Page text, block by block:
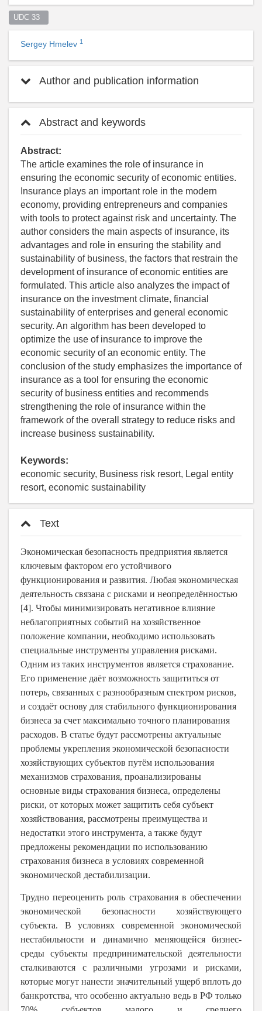
UDC 33
Sergey Hmelev 1
Author and publication information
Abstract and keywords
Abstract:
The article examines the role of insurance in
ensuring the economic security of economic entities.
Insurance plays an important role in the modern
economy, providing entrepreneurs and companies
with tools to protect against risk and uncertainty. The
author considers the main aspects of insurance, its
advantages and role in ensuring the stability and
sustainability of business, the factors that restrain the
development of insurance of economic entities are
formulated. This article also analyzes the impact of
insurance on the investment climate, financial
sustainability of enterprises and general economic
security. An algorithm has been developed to
optimize the use of insurance to improve the
economic security of an economic entity. The
conclusion of the study emphasizes the importance of
insurance as a tool for ensuring the economic
security of business entities and recommends
strengthening the role of insurance within the
framework of the overall strategy to reduce risks and
increase business sustainability.
Keywords:
economic security, Business risk resort, Legal entity
resort, economic sustainability
Text
Экономическая безопасность предприятия является
ключевым фактором его устойчивого
функционирования и развития. Любая экономическая
деятельность связана с рисками и неопределённостью
[4]. Чтобы минимизировать негативное влияние
неблагоприятных событий на хозяйственное
положение компании, необходимо использовать
специальные инструменты управления рисками.
Одним из таких инструментов является страхование.
Его применение даёт возможность защититься от
потерь, связанных с разнообразным спектром рисков,
и создаёт основу для стабильного функционирования
бизнеса за счет максимально точного планирования
расходов. В статье будут рассмотрены актуальные
проблемы укрепления экономической безопасности
хозяйствующих субъектов путём использования
механизмов страхования, проанализированы
основные виды страхования бизнеса, определены
риски, от которых может защитить себя субъект
хозяйствования, рассмотрены преимущества и
недостатки этого инструмента, а также будут
предложены рекомендации по использованию
страхования бизнеса в условиях современной
экономической дестабилизации.
Трудно переоценить роль страхования в обеспечении
экономической безопасности хозяйствующего
субъекта. В условиях современной экономической
нестабильности и динамично меняющейся бизнес-
среды субъекты предпринимательской деятельности
сталкиваются с различными угрозами и рисками,
которые могут нанести значительный ущерб вплоть до
банкротства, что особенно актуально ведь в РФ только